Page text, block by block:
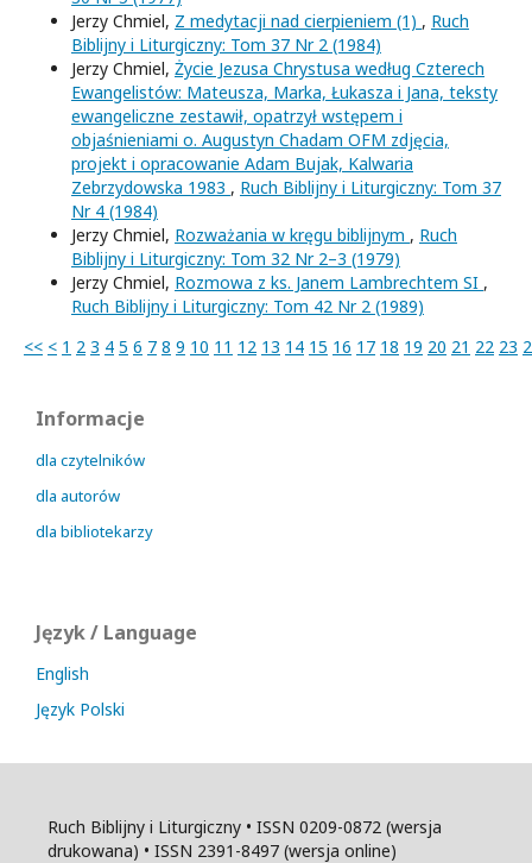
Jerzy Chmiel, Z medytacji nad cierpieniem (1) , Ruch
Biblijny i Liturgiczny: Tom 37 Nr 2 (1984)
Jerzy Chmiel, Życie Jezusa Chrystusa według Czterech
Ewangelistów: Mateusza, Marka, Łukasza i Jana, teksty
ewangeliczne zestawił, opatrzył wstępem i
objaśnieniami o. Augustyn Chadam OFM zdjęcia,
projekt i opracowanie Adam Bujak, Kalwaria
Zebrzydowska 1983 , Ruch Biblijny i Liturgiczny: Tom 37
Nr 4 (1984)
Jerzy Chmiel, Rozważania w kręgu biblijnym , Ruch
Biblijny i Liturgiczny: Tom 32 Nr 2–3 (1979)
Jerzy Chmiel, Rozmowa z ks. Janem Lambrechtem SI ,
Ruch Biblijny i Liturgiczny: Tom 42 Nr 2 (1989)
<< < 1 2 3 4 5 6 7 8 9 10 11 12 13 14 15 16 17 18 19 20 21 22 23
Informacje
dla czytelników
dla autorów
dla bibliotekarzy
Język / Language
English
Język Polski
Ruch Biblijny i Liturgiczny • ISSN 0209-0872 (wersja
drukowana) • ISSN 2391-8497 (wersja online)